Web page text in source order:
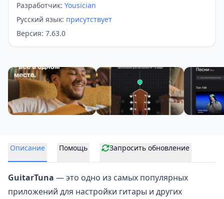
Разработчик: Yousician
Русский язык: присутствует
Версия: 7.63.0
Описание Помощь Запросить обновление
GuitarTuna — это одно из самых популярных
приложений для настройки гитары и других